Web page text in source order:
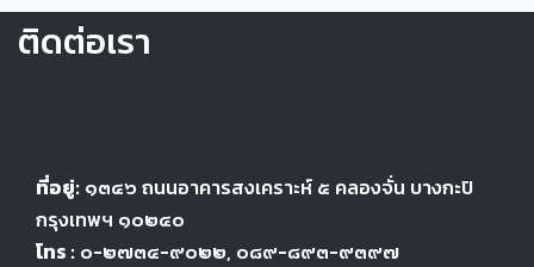
ติดต่อเรา
ที่อยู่: ๑๓๔๖ ถนนอาคารสงเคราะห์ ๕ คลองจั่น บางกะปิ
กรุงเทพฯ ๑๐๒๔๐
โทร : ๐-๒๗๓๔-๙๐๒๒, ๐๘๙-๘๙๓-๙๓๙๗